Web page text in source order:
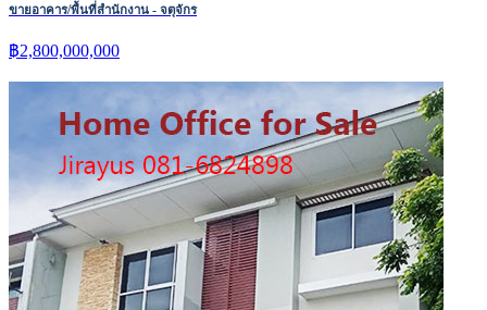
ขายอาคาร/พื้นที่สำนักงาน - จตุจักร
฿2,800,000,000